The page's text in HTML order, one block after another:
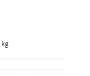
kg